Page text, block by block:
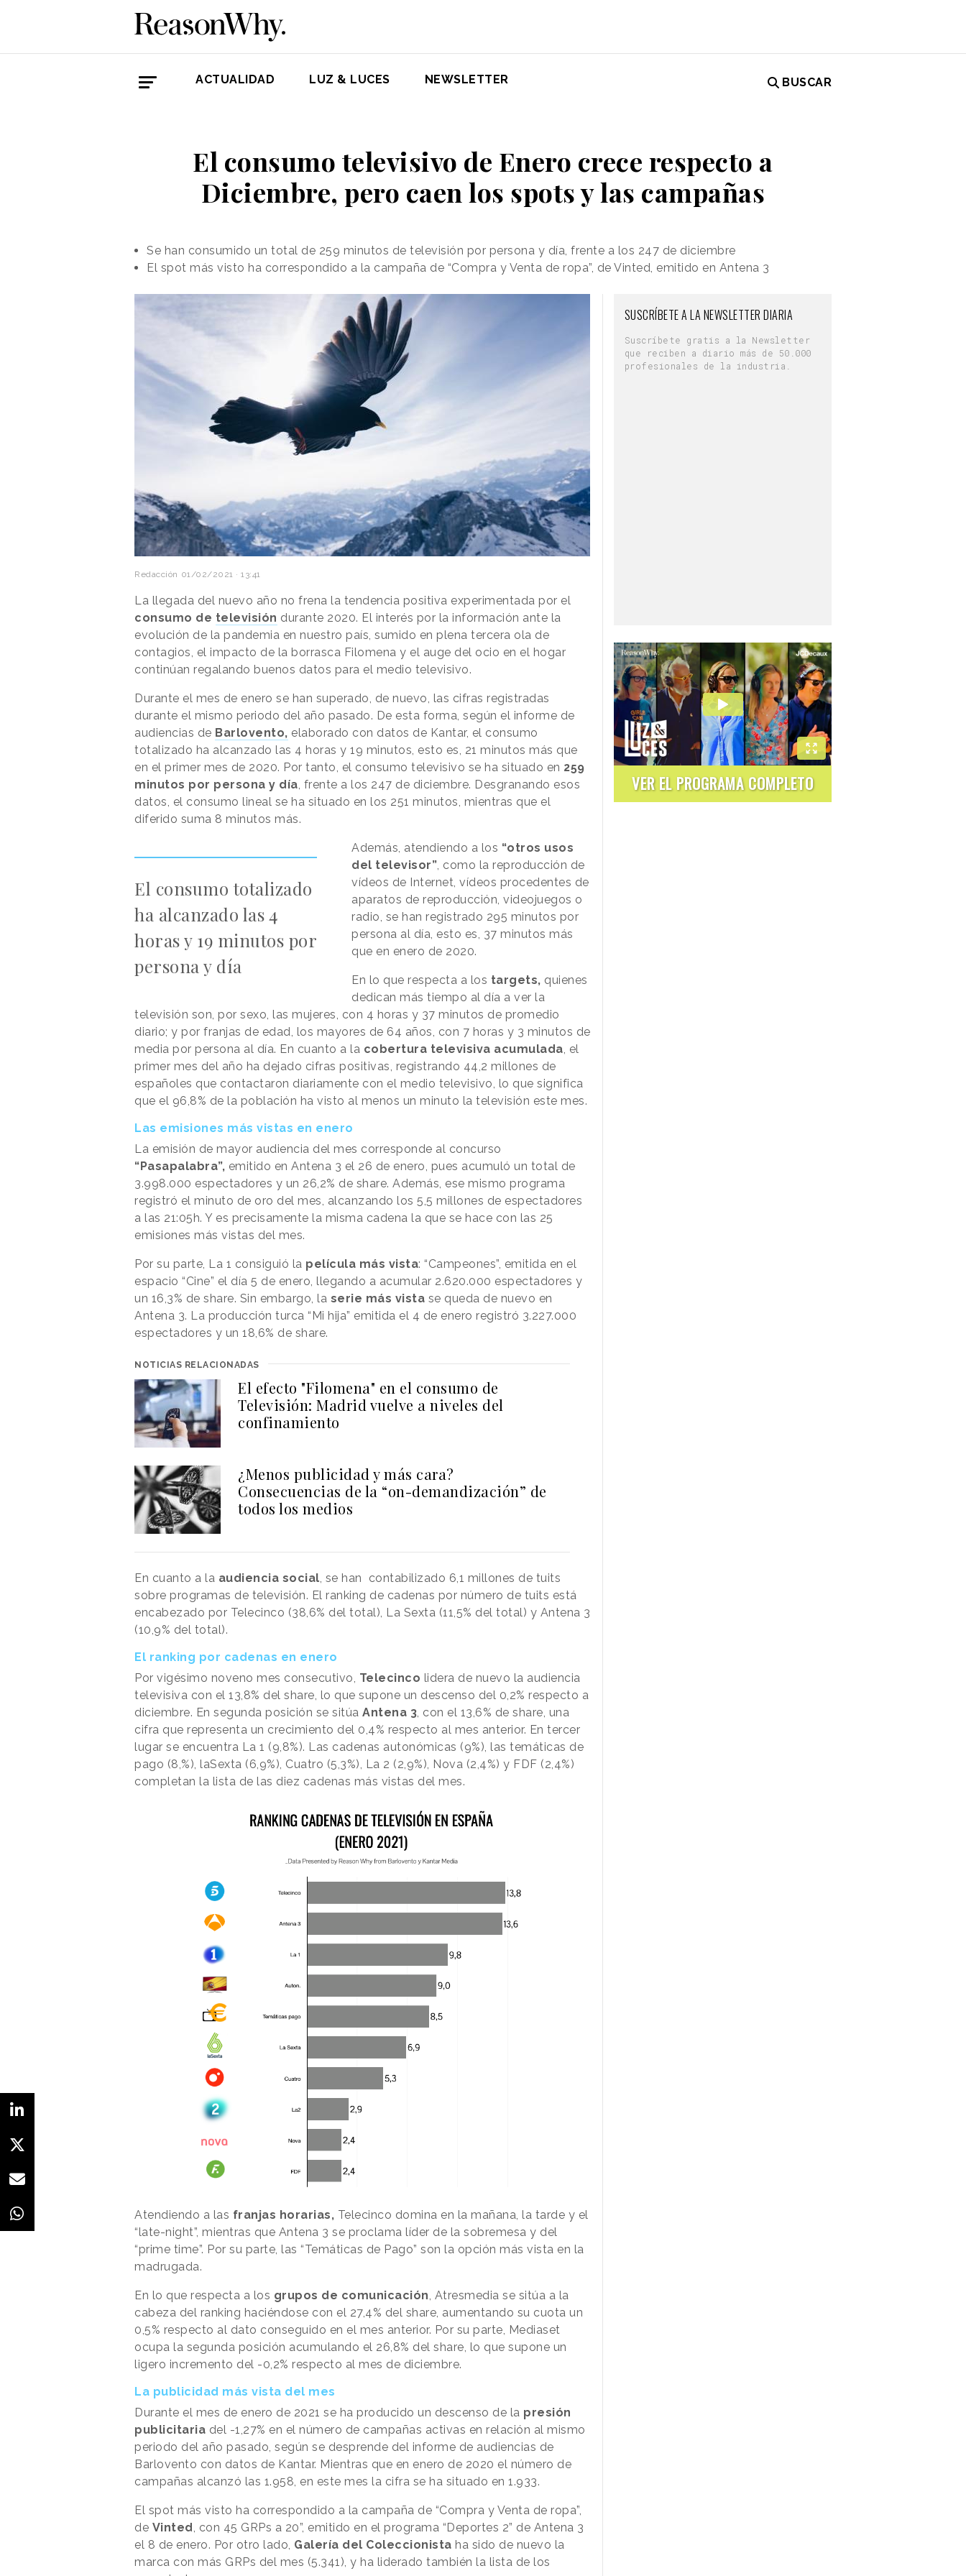
ACTUALIDAD LUZ & LUCES NEWSLETTER BUSCAR
El consumo televisivo de Enero crece respecto a
Diciembre, pero caen los spots y las campañas
Se han consumido un total de 259 minutos de televisión por persona y día, frente a los 247 de diciembre
El spot más visto ha correspondido a la campaña de “Compra y Venta de ropa”, de Vinted, emitido en Antena 3
Redacción 01/02/2021 · 13:41
La llegada del nuevo año no frena la tendencia positiva experimentada por el
consumo de televisión durante 2020. El interés por la información ante la
evolución de la pandemia en nuestro país, sumido en plena tercera ola de
contagios, el impacto de la borrasca Filomena y el auge del ocio en el hogar
continúan regalando buenos datos para el medio televisivo.
Durante el mes de enero se han superado, de nuevo, las cifras registradas
durante el mismo periodo del año pasado. De esta forma, según el informe de
audiencias de Barlovento, elaborado con datos de Kantar, el consumo
totalizado ha alcanzado las 4 horas y 19 minutos, esto es, 21 minutos más que
en el primer mes de 2020. Por tanto, el consumo televisivo se ha situado en 259
minutos por persona y día , frente a los 247 de diciembre. Desgranando esos
datos, el consumo lineal se ha situado en los 251 minutos, mientras que el
diferido suma 8 minutos más.
El consumo totalizado
ha alcanzado las 4
horas y 19 minutos por
persona y día
Además, atendiendo a los “otros usos
del televisor” , como la reproducción de
vídeos de Internet, vídeos procedentes de
aparatos de reproducción, videojuegos o
radio, se han registrado 295 minutos por
persona al día, esto es, 37 minutos más
que en enero de 2020.
En lo que respecta a los targets, quienes
dedican más tiempo al día a ver la
televisión son, por sexo, las mujeres, con 4 horas y 37 minutos de promedio
diario; y por franjas de edad, los mayores de 64 años, con 7 horas y 3 minutos de
media por persona al día. En cuanto a la cobertura televisiva acumulada , el
primer mes del año ha dejado cifras positivas, registrando 44,2 millones de
españoles que contactaron diariamente con el medio televisivo, lo que significa
que el 96,8% de la población ha visto al menos un minuto la televisión este mes.
Las emisiones más vistas en enero
La emisión de mayor audiencia del mes corresponde al concurso
“Pasapalabra”, emitido en Antena 3 el 26 de enero, pues acumuló un total de
3.998.000 espectadores y un 26,2% de share. Además, ese mismo programa
registró el minuto de oro del mes, alcanzando los 5,5 millones de espectadores
a las 21:05h. Y es precisamente la misma cadena la que se hace con las 25
emisiones más vistas del mes.
Por su parte, La 1 consiguió la película más vista: “Campeones”, emitida en el
espacio “Cine” el día 5 de enero, llegando a acumular 2.620.000 espectadores y
un 16,3% de share. Sin embargo, la serie más vista se queda de nuevo en
Antena 3. La producción turca “Mi hija” emitida el 4 de enero registró 3.227.000
espectadores y un 18,6% de share.
NOTICIAS RELACIONADAS
El efecto "Filomena" en el consumo de
Televisión: Madrid vuelve a niveles del
confinamiento
¿Menos publicidad y más cara?
Consecuencias de la “on-demandización” de
todos los medios
En cuanto a la audiencia social , se han contabilizado 6,1 millones de tuits
sobre programas de televisión. El ranking de cadenas por número de tuits está
encabezado por Telecinco (38,6% del total), La Sexta (11,5% del total) y Antena 3
(10,9% del total).
El ranking por cadenas en enero
Por vigésimo noveno mes consecutivo, Telecinco lidera de nuevo la audiencia
televisiva con el 13,8% del share, lo que supone un descenso del 0,2% respecto a
diciembre. En segunda posición se sitúa Antena 3 , con el 13,6% de share, una
cifra que representa un crecimiento del 0,4% respecto al mes anterior. En tercer
lugar se encuentra La 1 (9,8%). Las cadenas autonómicas (9%), las temáticas de
pago (8,%), laSexta (6,9%), Cuatro (5,3%), La 2 (2,9%), Nova (2,4%) y FDF (2,4%)
completan la lista de las diez cadenas más vistas del mes.
Atendiendo a las franjas horarias, Telecinco domina en la mañana, la tarde y el
“late-night”, mientras que Antena 3 se proclama líder de la sobremesa y del
“prime time”. Por su parte, las “Temáticas de Pago” son la opción más vista en la
madrugada.
En lo que respecta a los grupos de comunicación , Atresmedia se sitúa a la
cabeza del ranking haciéndose con el 27,4% del share, aumentando su cuota un
0,5% respecto al dato conseguido en el mes anterior. Por su parte, Mediaset
ocupa la segunda posición acumulando el 26,8% del share, lo que supone un
ligero incremento del -0,2% respecto al mes de diciembre.
La publicidad más vista del mes
Durante el mes de enero de 2021 se ha producido un descenso de la presión
publicitaria del -1,27% en el número de campañas activas en relación al mismo
periodo del año pasado, según se desprende del informe de audiencias de
Barlovento con datos de Kantar. Mientras que en enero de 2020 el número de
campañas alcanzó las 1.958, en este mes la cifra se ha situado en 1.933.
El spot más visto ha correspondido a la campaña de “Compra y Venta de ropa”,
de Vinted , con 45 GRPs a 20”, emitido en el programa “Deportes 2” de Antena 3
el 8 de enero. Por otro lado, Galería del Coleccionista ha sido de nuevo la
marca con más GRPs del mes (5.341), y ha liderado también la lista de los
SUSCRÍBETE A LA NEWSLETTER DIARIA
Suscríbete gratis a la Newsletter
que reciben a diario más de 50.000
profesionales de la industria.
VER EL PROGRAMA COMPLETO